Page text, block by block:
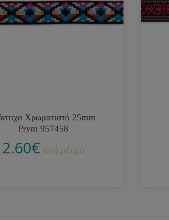
Χρωματιστό 25mm
Prym 957458
2.60€ ανά μέτρο